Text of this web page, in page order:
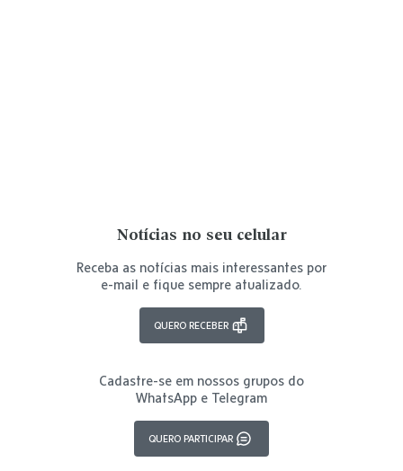
Notícias no seu celular
Receba as notícias mais interessantes por
e-mail e fique sempre atualizado.
QUERO RECEBER
Cadastre-se em nossos grupos do
WhatsApp e Telegram
QUERO PARTICIPAR